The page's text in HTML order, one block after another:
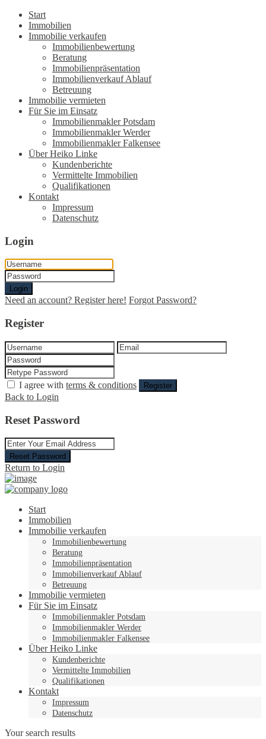
Start
Immobilien
Immobilie verkaufen
Immobilienbewertung
Beratung
Immobilienpräsentation
Immobilienverkauf Ablauf
Betreuung
Immobilie vermieten
Für Sie im Einsatz
Immobilienmakler Potsdam
Immobilienmakler Werder
Immobilienmakler Falkensee
Über Heiko Linke
Kundenberichte
Vermittelte Immobilien
Qualifikationen
Kontakt
Impressum
Datenschutz
Login
Login
Need an account? Register here! Forgot Password?
Register
I agree with terms & conditions Register
Back to Login
Reset Password
Reset Password
Return to Login
Start
Immobilien
Immobilie verkaufen
Immobilienbewertung
Beratung
Immobilienpräsentation
Immobilienverkauf Ablauf
Betreuung
Immobilie vermieten
Für Sie im Einsatz
Immobilienmakler Potsdam
Immobilienmakler Werder
Immobilienmakler Falkensee
Über Heiko Linke
Kundenberichte
Vermittelte Immobilien
Qualifikationen
Kontakt
Impressum
Datenschutz
Your search results